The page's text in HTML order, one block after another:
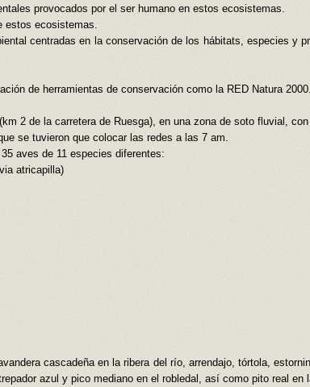
provocados por el ser humano en estos ecosistemas.
estos ecosistemas.
centradas en la conservación de los hábitats, especies y
de herramientas de conservación como la RED Natura 2000.
2 de la carretera de Ruesga), en una zona de soto fluvial,
se tuvieron que colocar las redes a las 7 am.
aves de 11 especies diferentes:
atricapilla)
cascadeña en la ribera del río, arrendajo, tórtola,
azul y pico mediano en el robledal, así como pito real en